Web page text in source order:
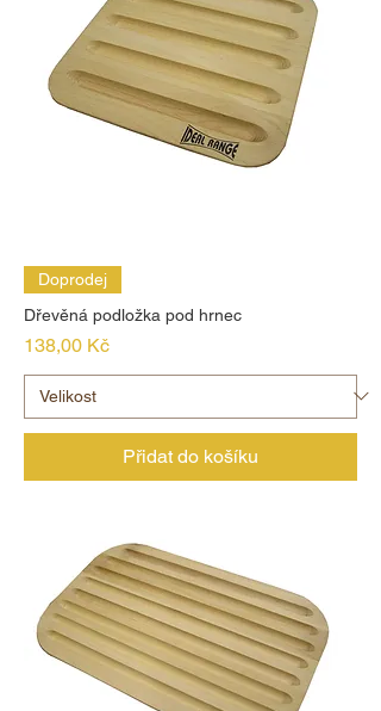
Doprodej
Dřevěná podložka pod hrnec
Cena
138,00 Kč
Přidat do košíku